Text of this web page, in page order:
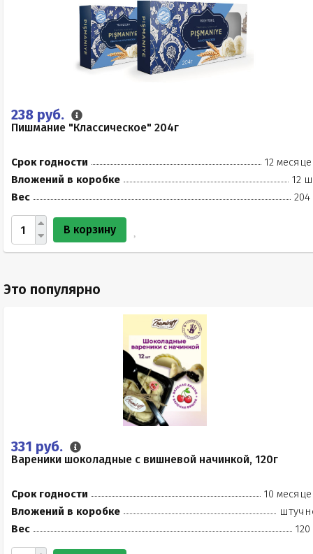
238 руб.
Пишмание "Классическое" 204г
Срок годности
12
Вложений в коробке
12
Вес
204
В корзину
Это популярно
331 руб.
Вареники шоколадные с вишневой начинкой, 120г
Срок годности
10
Вложений в коробке
Вес
120